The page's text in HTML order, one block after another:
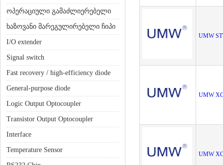
ოპერაციული გამაძლიერებელი
ხაზოვანი მარეგულირებელი ჩიპი
I/O extender
Signal switch
Fast recovery / high-efficiency diode
General-purpose diode
Logic Output Optocoupler
Transistor Output Optocoupler
Interface
Temperature Sensor
UMW
UMW
UMW